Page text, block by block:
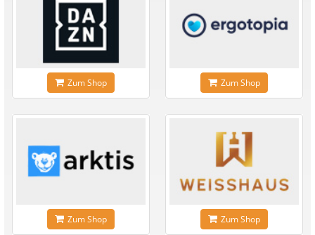
Zum Shop Zum Shop
Zum Shop Zum Shop